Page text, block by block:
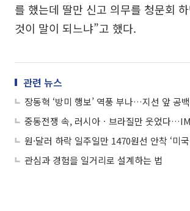
를 했는데 딸만 신고 의무를 청문회
것이 말이 되느냐”고 했다.
관련 뉴스
장동혁 ‘방미 행보’ 역풍 부나…지선 앞 공
관심과 경험을 일거리로 설계하는 법